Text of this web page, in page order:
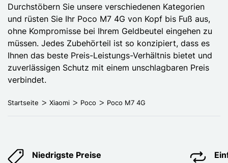
Durchstöbern Sie unsere verschiedenen Kategorien
und rüsten Sie Ihr Poco M7 4G von Kopf bis Fuß aus,
ohne Kompromisse bei Ihrem Geldbeutel eingehen zu
müssen. Jedes Zubehörteil ist so konzipiert, dass es
Ihnen das beste Preis-Leistungs-Verhältnis bietet und
zuverlässigen Schutz mit einem unschlagbaren Preis
verbindet.
Startseite Xiaomi Poco Poco M7 4G
Niedrigste Preise